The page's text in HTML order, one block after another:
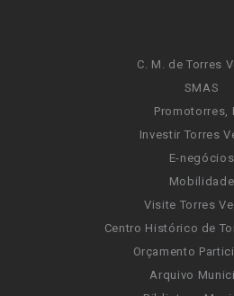
C. M. de Torres
SMAS
Promotorres,
Investir Torres
E-negócios
Mobilidade
Visite Torres
Centro Histórico de
Orçamento
Arquivo